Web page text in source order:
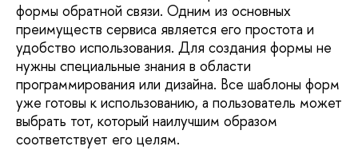
формы обратной связи. Одним из основных
преимуществ сервиса является его простота и
удобство использования. Для создания формы не
нужны специальные знания в области
программирования или дизайна. Все шаблоны форм
уже готовы к использованию, а пользователь может
выбрать тот, который наилучшим образом
соответствует его целям.